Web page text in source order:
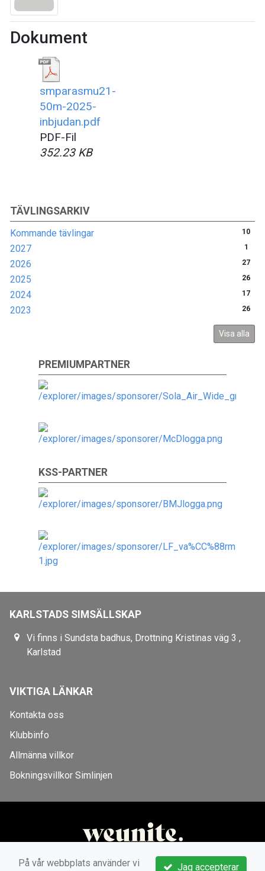
TÄVLINGSARKIV
Kommande tävlingar 10
2027 1
2026 27
2025 26
2024 17
2023 26
Visa alla
Dokument
smparasmu21-
50m-2025-
inbjudan.pdf
PDF-Fil
352.23 KB
PREMIUMPARTNER
KSS-PARTNER
KARLSTADS SIMSÄLLSKAP
Vi finns i Sundsta badhus, Drottning Kristinas väg 3 ,
Karlstad
VIKTIGA LÄNKAR
Kontakta oss
Klubbinfo
Allmänna villkor
Bokningsvillkor Simlinjen
Jag accepterar
På vår webbplats använder vi